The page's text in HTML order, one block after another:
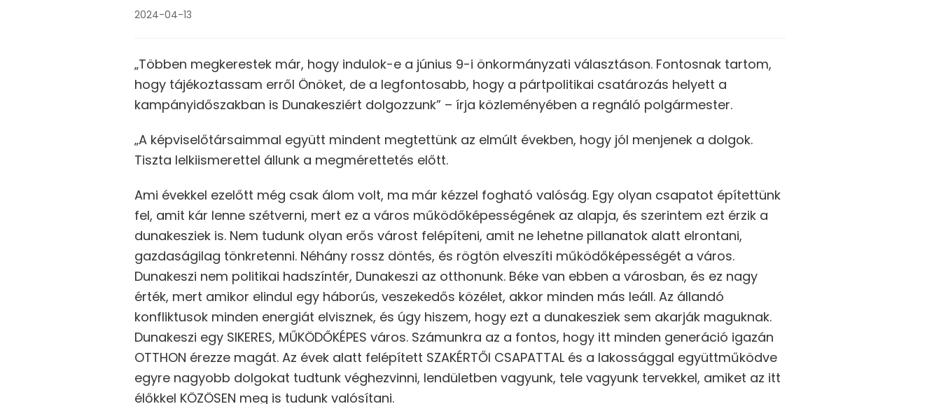
2024-04-13
„Többen megkerestek már, hogy indulok-e a június 9-i önkormányzati választáson. Fontosnak tartom,
hogy tájékoztassam erről Önöket, de a legfontosabb, hogy a pártpolitikai csatározás helyett a
kampányidőszakban is Dunakesziért dolgozzunk” – írja közleményében a regnáló polgármester.
„A képviselőtársaimmal együtt mindent megtettünk az elmúlt években, hogy jól menjenek a dolgok.
Tiszta lelkiismerettel állunk a megmérettetés előtt.
Ami évekkel ezelőtt még csak álom volt, ma már kézzel fogható valóság. Egy olyan csapatot építettünk
fel, amit kár lenne szétverni, mert ez a város működőképességének az alapja, és szerintem ezt érzik a
dunakesziek is. Nem tudunk olyan erős várost felépíteni, amit ne lehetne pillanatok alatt elrontani,
gazdaságilag tönkretenni. Néhány rossz döntés, és rögtön elveszíti működőképességét a város.
Dunakeszi nem politikai hadszíntér, Dunakeszi az otthonunk. Béke van ebben a városban, és ez nagy
érték, mert amikor elindul egy háborús, veszekedős közélet, akkor minden más leáll. Az állandó
konfliktusok minden energiát elvisznek, és úgy hiszem, hogy ezt a dunakesziek sem akarják maguknak.
Dunakeszi egy SIKERES, MŰKÖDŐKÉPES város. Számunkra az a fontos, hogy itt minden generáció igazán
OTTHON érezze magát. Az évek alatt felépített SZAKÉRTŐI CSAPATTAL és a lakossággal együttműködve
egyre nagyobb dolgokat tudtunk véghezvinni, lendületben vagyunk, tele vagyunk tervekkel, amiket az itt
élőkkel KÖZÖSEN meg is tudunk valósítani.